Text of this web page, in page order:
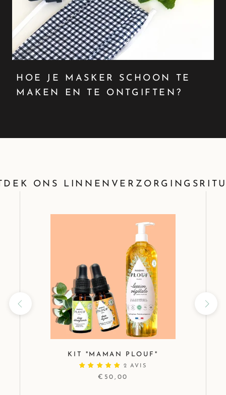
HOE JE MASKER SCHOON TE
MAKEN EN TE ONTGIFTEN?
ONS
KIT "MAMAN PLOUF"
2 AVIS
€50,00